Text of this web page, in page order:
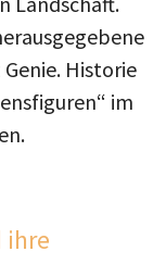
Historie
im
ihre